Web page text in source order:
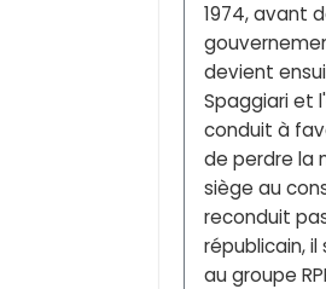
1974, avant
devient
Spaggiari et
conduit à
de perdre la
siège au
reconduit
républicain,
au groupe